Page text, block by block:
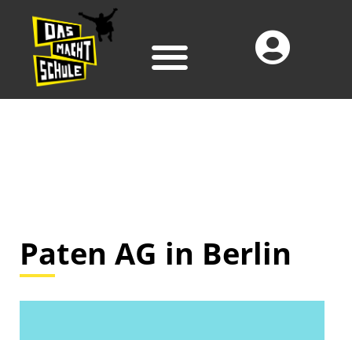
Paten AG in Berlin